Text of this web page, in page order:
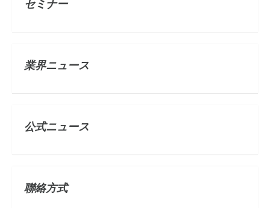
セミナー
業界ニュース
公式ニュース
聯絡方式